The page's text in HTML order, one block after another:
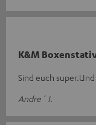
K&M
Sind euch
Andre´ I.